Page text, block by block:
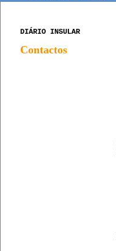
DIÁRIO INSULAR
Contactos